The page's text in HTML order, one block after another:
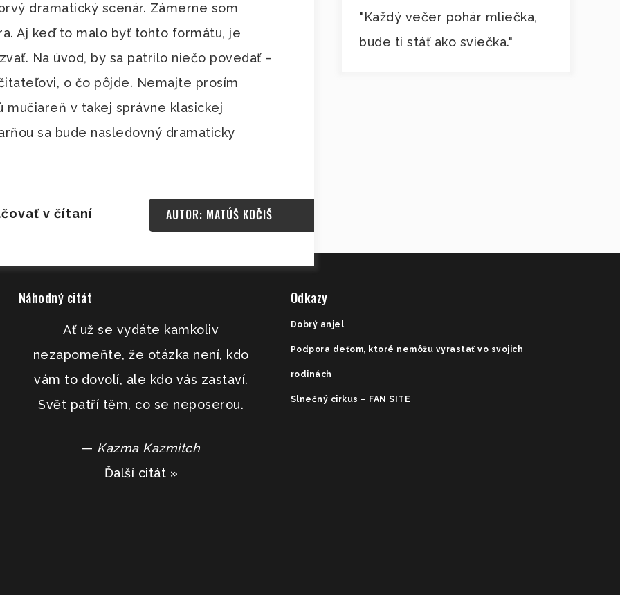
dramatický scenár. Zámerne som
Aj keď to malo byť tohto formátu, je
Na úvod, by sa patrilo niečo povedať –
o čo pôjde. Nemajte prosím
mučiareň v takej správne klasickej
sa bude nasledovný dramaticky
v čítaní AUTOR: MATÚŠ KOČIŠ
"Každý večer pohár mliečka,
bude ti stáť ako sviečka."
Náhodný citát
Ať už se vydáte kamkoliv
nezapomeňte, že otázka není, kdo
vám to dovolí, ale kdo vás zastaví.
Svět patří těm, co se neposerou.
— Kazma Kazmitch
Ďalší citát »
Odkazy
Dobrý anjel
Podpora deťom, ktoré nemôžu vyrastať vo svojich
rodinách
Slnečný cirkus – FAN SITE